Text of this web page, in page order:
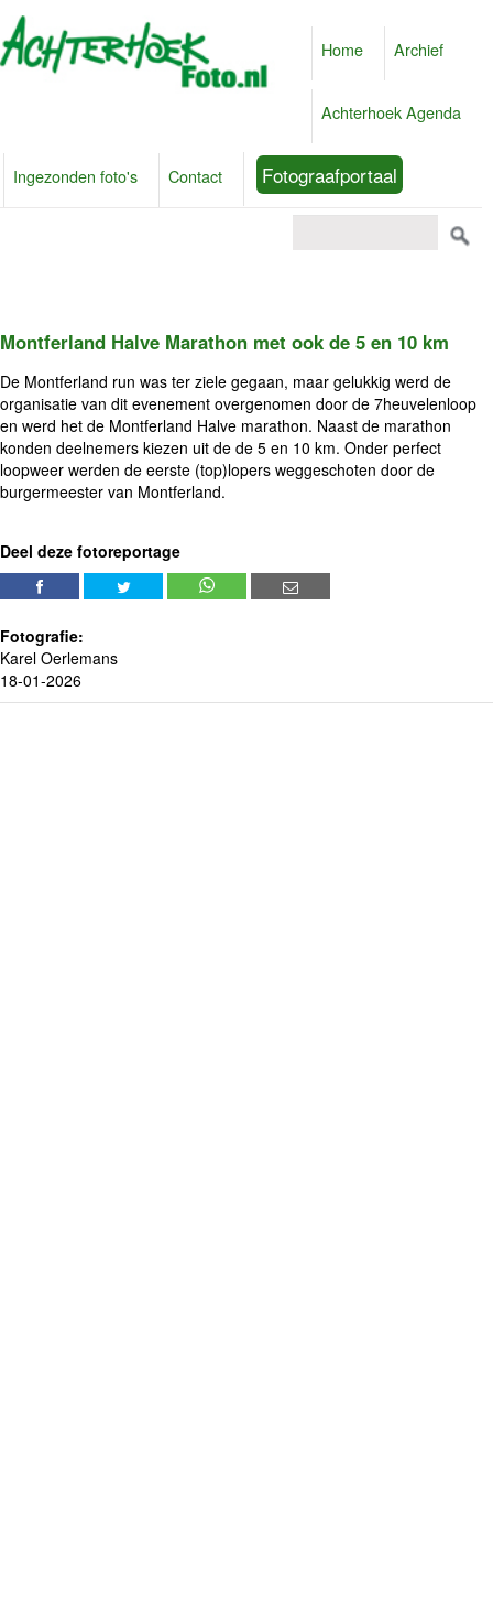
Home Archief
Achterhoek Agenda
Ingezonden foto's Contact Fotograafportaal
Montferland Halve Marathon met ook de 5 en 10 km
De Montferland run was ter ziele gegaan, maar gelukkig werd de
organisatie van dit evenement overgenomen door de 7heuvelenloop
en werd het de Montferland Halve marathon. Naast de marathon
konden deelnemers kiezen uit de de 5 en 10 km. Onder perfect
loopweer werden de eerste (top)lopers weggeschoten door de
burgermeester van Montferland.
Deel deze fotoreportage
Fotografie:
Karel Oerlemans
18-01-2026